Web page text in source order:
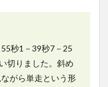
秒1－39秒7－25
切りました。斜め
がら単走という形